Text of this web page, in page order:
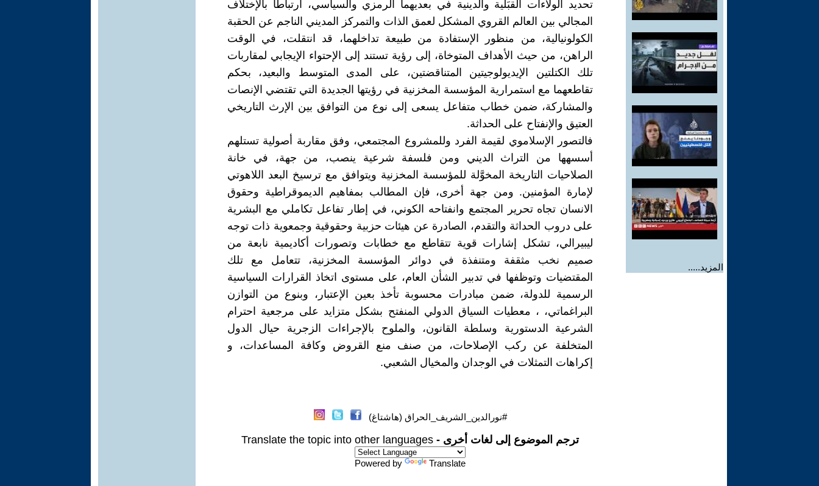
المزيد.....
تحديد الولاءات القبَلية والدينية في بعديهما الرمزي والسياسي، ارتباطا بالإختلاف
المجالي بين العالم القروي المشكل لعمق الذات والتمركز المديني الناجم عن الحقبة
الكولونيالية، من منظور الإستفادة من طبيعة تداخلهما، قد انتقلت، في الوقت
الراهن، من حيث الأهداف المتوخاة، إلى رؤية تستند إلى الإحتواء الإيجابي لمقاربات
تلك الكتلتين الإيديولوجيتين المتناقضتين، على المدى المتوسط والبعيد، بحكم
تقاطعهما مع استمرارية المؤسسة المخزنية في رؤيتها الجديدة التي تقتضي الإنصات
والمشاركة، ضمن خطاب متفاعل يسعى إلى نوع من التوافق بين الإرث التاريخي
العتيق والإنفتاح على الحداثة.
فالتصور الإسلاموي لقيمة الفرد وللمشروع المجتمعي، وفق مقاربة أصولية تستلهم
أسسهها من التراث الديني ومن فلسفة شرعية ينصب، من جهة، في خانة
الصلاحيات التاريخة المخوَّلة للمؤسسة المخزنية ويتوافق مع ترسيخ البعد اللاهوتي
لإمارة المؤمنين. ومن جهة أخرى، فإن المطالب بمفاهيم الديموقراطية وحقوق
الانسان تجاه تحرير المجتمع وانفتاحه الكوني، في إطار تفاعل تكاملي مع البشرية
على دروب الحداثة والتقدم، الصادرة عن هيئات حزبية وحقوقية وجمعوية ذات توجه
ليبيرالي، تشكل إشارات قوية تتقاطع مع خطابات وتصورات أكاديمية نابعة من
صميم نخب مثقفة ومتنفذة في دوائر المؤسسة المخزنية، تتعامل مع تلك
المقتضيات وتوظفها في تدبير الشأن العام، على مستوى اتخاذ القرارات السياسية
الرسمية للدولة، ضمن مبادرات محسوبة تأخذ بعين الإعتبار، وبنوع من التوازن
البراغماتي، ، معطيات السياق الدولي المنفتح بشكل متزايد على مرجعية احترام
الشرعية الدستورية وسلطة القانون، والملوح بالإجراءات الزجرية حيال الدول
المتخلفة عن ركب الإصلاحات، من صنف منع القروض وكافة المساعدات، و
إكراهات التمثلات في الوجدان والمخيال الشعبي.
#نورالدين_الشريف_الحراق (هاشتاغ)
ترجم الموضوع إلى لغات أخرى - Translate the topic into other languages
Powered by Translate